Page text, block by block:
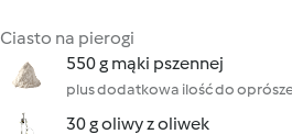
Ciasto na pierogi
550 g mąki pszennej
plus dodatkowa ilość do
30 g oliwy z oliwek